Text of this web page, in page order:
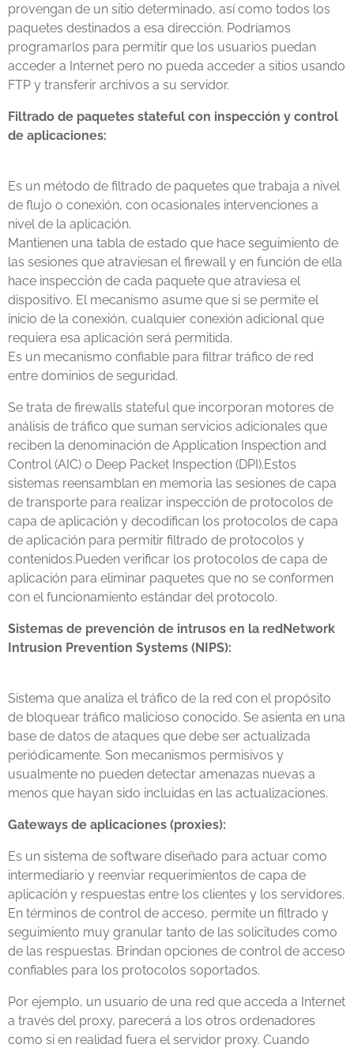
provengan de un sitio determinado, así como todos los
paquetes destinados a esa dirección. Podríamos
programarlos para permitir que los usuarios puedan
acceder a Internet pero no pueda acceder a sitios usando
FTP y transferir archivos a su servidor.
Filtrado de paquetes stateful con inspección y control
de aplicaciones:
Es un método de filtrado de paquetes que trabaja a nivel
de flujo o conexión, con ocasionales intervenciones a
nivel de la aplicación.
Mantienen una tabla de estado que hace seguimiento de
las sesiones que atraviesan el firewall y en función de ella
hace inspección de cada paquete que atraviesa el
dispositivo. El mecanismo asume que si se permite el
inicio de la conexión, cualquier conexión adicional que
requiera esa aplicación será permitida.
Es un mecanismo confiable para filtrar tráfico de red
entre dominios de seguridad.
Se trata de firewalls stateful que incorporan motores de
análisis de tráfico que suman servicios adicionales que
reciben la denominación de Application Inspection and
Control (AIC) o Deep Packet Inspection (DPI).Estos
sistemas reensamblan en memoria las sesiones de capa
de transporte para realizar inspección de protocolos de
capa de aplicación y decodifican los protocolos de capa
de aplicación para permitir filtrado de protocolos y
contenidos.Pueden verificar los protocolos de capa de
aplicación para eliminar paquetes que no se conformen
con el funcionamiento estándar del protocolo.
Sistemas de prevención de intrusos en la redNetwork
Intrusion Prevention Systems (NIPS):
Sistema que analiza el tráfico de la red con el propósito
de bloquear tráfico malicioso conocido. Se asienta en una
base de datos de ataques que debe ser actualizada
periódicamente. Son mecanismos permisivos y
usualmente no pueden detectar amenazas nuevas a
menos que hayan sido incluidas en las actualizaciones.
Gateways de aplicaciones (proxies):
Es un sistema de software diseñado para actuar como
intermediario y reenviar requerimientos de capa de
aplicación y respuestas entre los clientes y los servidores.
En términos de control de acceso, permite un filtrado y
seguimiento muy granular tanto de las solicitudes como
de las respuestas. Brindan opciones de control de acceso
confiables para los protocolos soportados.
Por ejemplo, un usuario de una red que acceda a Internet
a través del proxy, parecerá a los otros ordenadores
como si en realidad fuera el servidor proxy. Cuando